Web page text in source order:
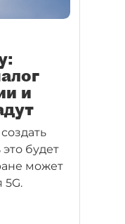
и
будет
может
5G.